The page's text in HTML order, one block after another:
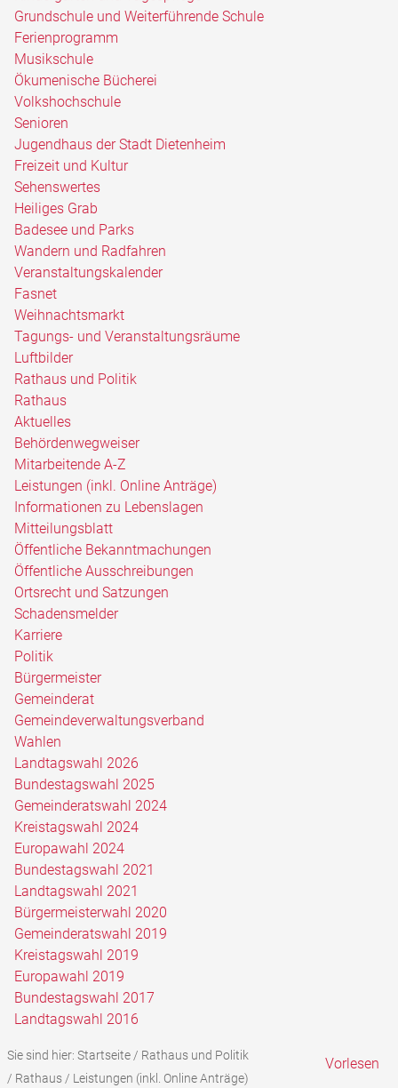
Grundschule und Weiterführende Schule
Ferienprogramm
Musikschule
Ökumenische Bücherei
Volkshochschule
Senioren
Jugendhaus der Stadt Dietenheim
Freizeit und Kultur
Sehenswertes
Heiliges Grab
Badesee und Parks
Wandern und Radfahren
Veranstaltungskalender
Fasnet
Weihnachtsmarkt
Tagungs- und Veranstaltungsräume
Luftbilder
Rathaus und Politik
Rathaus
Aktuelles
Behördenwegweiser
Mitarbeitende A-Z
Leistungen (inkl. Online Anträge)
Informationen zu Lebenslagen
Mitteilungsblatt
Öffentliche Bekanntmachungen
Öffentliche Ausschreibungen
Ortsrecht und Satzungen
Schadensmelder
Karriere
Politik
Bürgermeister
Gemeinderat
Gemeindeverwaltungsverband
Wahlen
Landtagswahl 2026
Bundestagswahl 2025
Gemeinderatswahl 2024
Kreistagswahl 2024
Europawahl 2024
Bundestagswahl 2021
Landtagswahl 2021
Bürgermeisterwahl 2020
Gemeinderatswahl 2019
Kreistagswahl 2019
Europawahl 2019
Bundestagswahl 2017
Landtagswahl 2016
Sie sind hier: Startseite/ Rathaus und Politik
/ Rathaus/ Leistungen (inkl. Online Anträge)
Vorlesen